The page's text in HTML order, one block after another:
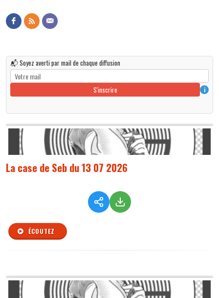
📬 Soyez averti par mail de chaque diffusion
S'inscrire i
La case de Seb du 13 07 2026
ÉCOUTEZ